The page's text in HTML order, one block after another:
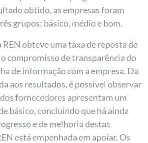
obtido, as empresas foram
grupos: básico, médio e bom.
obteve uma taxa de reposta de
o compromisso de transparência do
de informação com a empresa. Da
aos resultados, é possível observar
fornecedores apresentam um
básico, concluindo que há ainda
e de melhoria destas
está empenhada em apoiar. Os